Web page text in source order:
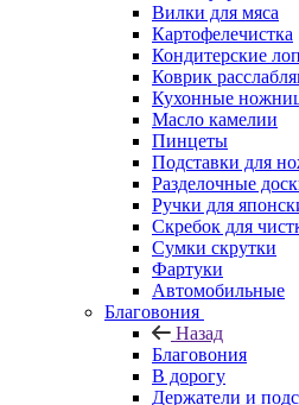
Вилки для мяса
Картофелечистка
Кондитерские
Коврик
Кухонные
Масло камелии
Пинцеты
Подставки для
Разделочные
Ручки для
Скребок для
Сумки скрутки
Фартуки
Автомобильные
Благовония
Назад
Благовония
В дорогу
Держатели и